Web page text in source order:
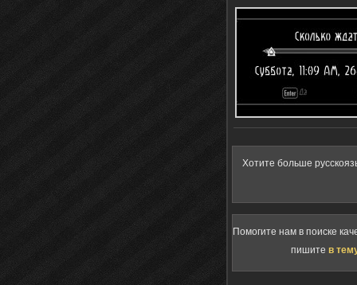
Хотите больше
Помогите нам в поиске
пишите в